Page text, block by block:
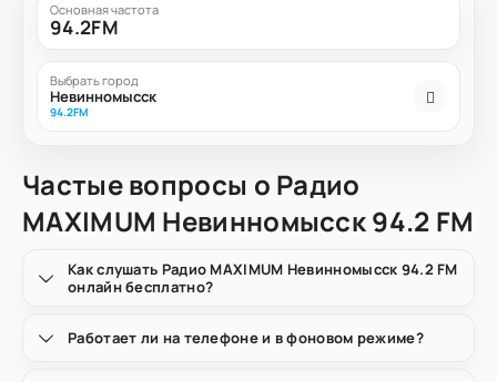
Основная частота
94.2FM
Выбрать город
Невинномысск
94.2FM
Частые вопросы о Радио
MAXIMUM Невинномысск 94.2 FM
Как слушать Радио MAXIMUM Невинномысск 94.2 FM
онлайн бесплатно?
Работает ли на телефоне и в фоновом режиме?